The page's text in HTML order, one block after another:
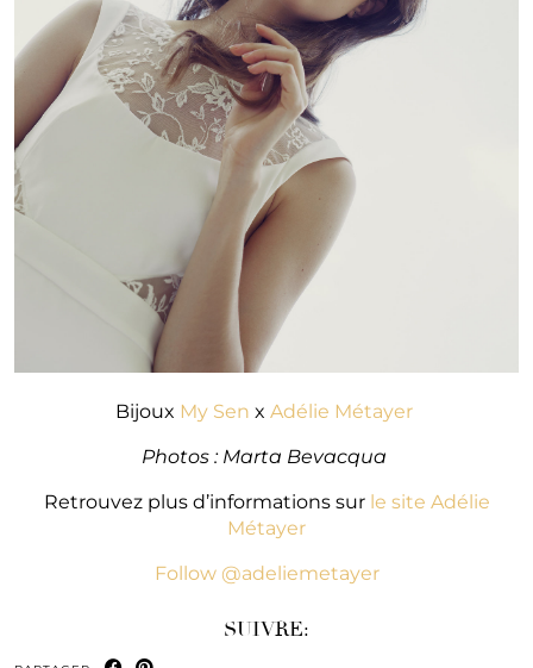
Bijoux My Sen x Adélie Métayer
Photos : Marta Bevacqua
Retrouvez plus d’informations sur le site Adélie
Métayer
Follow @adeliemetayer
SUIVRE: